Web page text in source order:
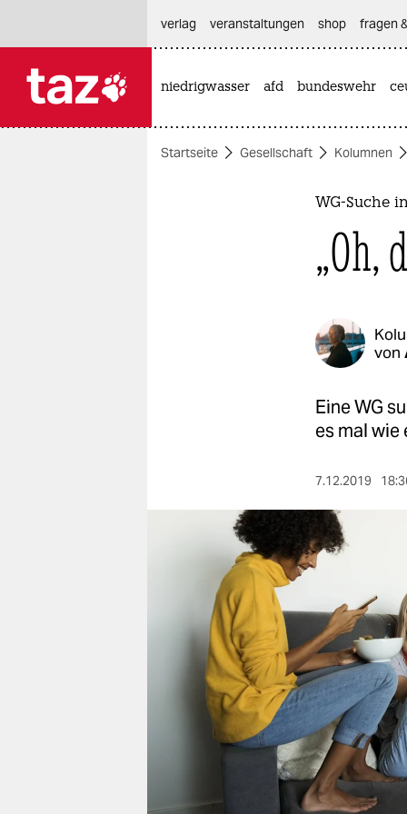
themen
veranstaltungen
shop
fragen & hilfe
unterstützen
verlag
veranstaltungen shop fragen
niedrigwasser afd bundeswehr
Startseite Gesellschaft Kolumnen
WG-Suche
„Oh,
von
Eine WG
es mal
7.12.2019